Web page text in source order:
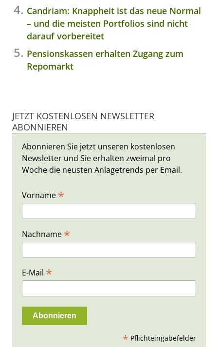
Candriam: Knappheit ist das neue Normal
– und die meisten Portfolios sind nicht
darauf vorbereitet
Pensionskassen erhalten Zugang zum
Repomarkt
JETZT KOSTENLOSEN NEWSLETTER
ABONNIEREN
Abonnieren Sie jetzt unseren kostenlosen
Newsletter und Sie erhalten zweimal pro
Woche die neusten Anlagetrends per Email.
Vorname *
Nachname *
E-Mail *
* Pflichteingabefelder